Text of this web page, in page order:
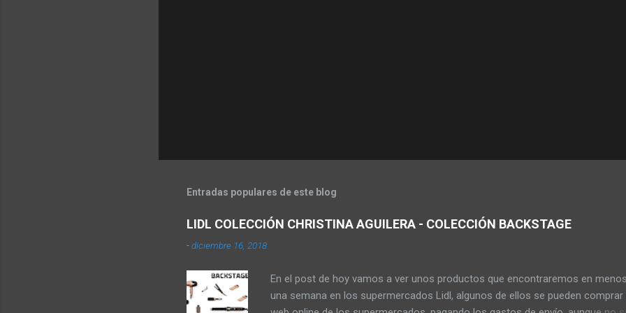
Entradas populares de este blog
LIDL COLECCIÓN CHRISTINA AGUILERA - COLECCIÓN BACKSTAGE
-diciembre 16, 2018
En el post de hoy vamos a ver unos productos que encontraremos en
una semana en los supermercados Lidl, algunos de ellos se pueden comprar